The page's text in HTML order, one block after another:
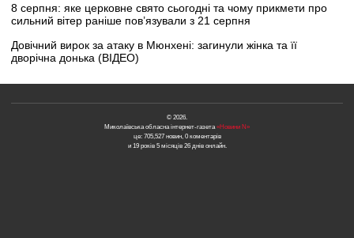
8 серпня: яке церковне свято сьогодні та чому прикмети про
сильний вітер раніше пов’язували з 21 серпня
Довічний вирок за атаку в Мюнхені: загинули жінка та її
дворічна донька (ВІДЕО)
© 2026.
Миколаївська обласна інтернет-газета «Новини N»
це: 705,527 новин, 0 коментарів
и 19 років 5 місяців 26 днів онлайн.